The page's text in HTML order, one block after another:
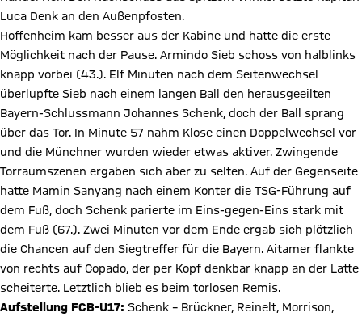
Luca Denk an den Außenpfosten.
Hoffenheim kam besser aus der Kabine und hatte die erste
Möglichkeit nach der Pause. Armindo Sieb schoss von halblinks
knapp vorbei (43.). Elf Minuten nach dem Seitenwechsel
überlupfte Sieb nach einem langen Ball den herausgeeilten
Bayern-Schlussmann Johannes Schenk, doch der Ball sprang
über das Tor. In Minute 57 nahm Klose einen Doppelwechsel vor
und die Münchner wurden wieder etwas aktiver. Zwingende
Torraumszenen ergaben sich aber zu selten. Auf der Gegenseite
hatte Mamin Sanyang nach einem Konter die TSG-Führung auf
dem Fuß, doch Schenk parierte im Eins-gegen-Eins stark mit
dem Fuß (67.). Zwei Minuten vor dem Ende ergab sich plötzlich
die Chancen auf den Siegtreffer für die Bayern. Aitamer flankte
von rechts auf Copado, der per Kopf denkbar knapp an der Latte
scheiterte. Letztlich blieb es beim torlosen Remis.
Aufstellung FCB-U17: Schenk – Brückner, Reinelt, Morrison,